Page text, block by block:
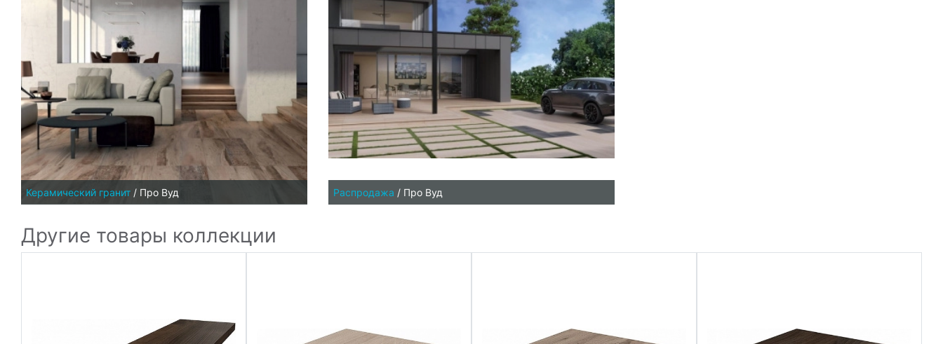
Керамический гранит / Про Вуд Распродажа / Про Вуд
Другие товары коллекции